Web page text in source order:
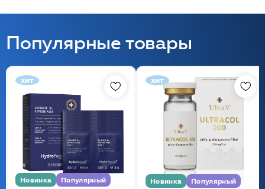
Популярные товары
хит
Новинка Популярный
хит
Новинка Популярный